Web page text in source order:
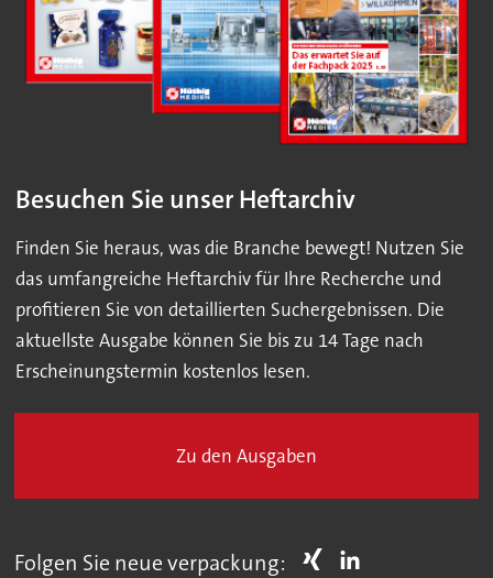
Besuchen Sie unser Heftarchiv
Finden Sie heraus, was die Branche bewegt! Nutzen Sie
das umfangreiche Heftarchiv für Ihre Recherche und
profitieren Sie von detaillierten Suchergebnissen. Die
aktuellste Ausgabe können Sie bis zu 14 Tage nach
Erscheinungstermin kostenlos lesen.
Zu den Ausgaben
Folgen Sie neue verpackung: